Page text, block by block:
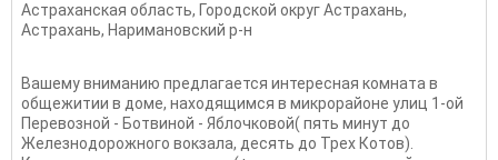
Астраханская область, Городской округ Астрахань,
Астрахань, Наримановский р-н
Вашему вниманию предлагается интересная комната в
общежитии в доме, находящимся в микрорайоне улиц 1-ой
Перевозной - Ботвиной - Яблочковой( пять минут до
Железнодорожного вокзала, десять до Трех Котов).